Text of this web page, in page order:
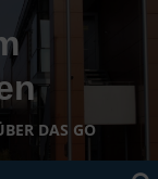
DAS GO